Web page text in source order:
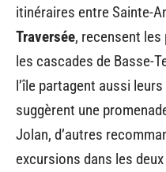
itinéraires entre Sainte-
Traversée, recensent les
les cascades de Basse-
l’île partagent aussi
suggèrent une
Jolan, d’autres
excursions dans les